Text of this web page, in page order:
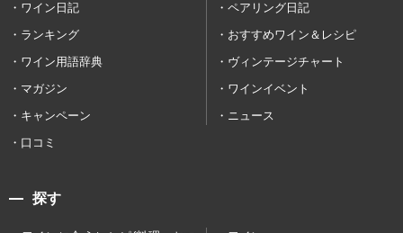
ワイン日記
ペアリング日記
ランキング
おすすめワイン＆レシピ
ワイン用語辞典
ヴィンテージチャート
マガジン
ワインイベント
キャンペーン
ニュース
口コミ
探す